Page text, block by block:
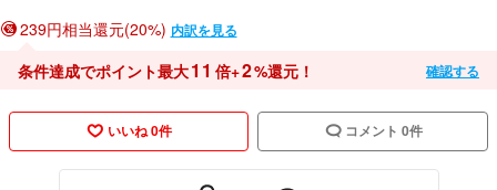
239円相当還元(20%) 内訳を見る
条件達成でポイント最大11 倍+2%還元！ 確認する
いいね 0件 コメント 0件